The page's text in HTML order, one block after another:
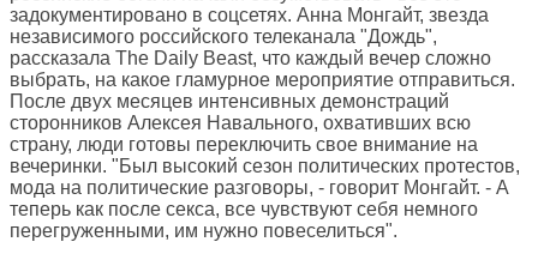
задокументировано в соцсетях. Анна Монгайт, звезда
независимого российского телеканала "Дождь",
рассказала The Daily Beast, что каждый вечер сложно
выбрать, на какое гламурное мероприятие отправиться.
После двух месяцев интенсивных демонстраций
сторонников Алексея Навального, охвативших всю
страну, люди готовы переключить свое внимание на
вечеринки. "Был высокий сезон политических протестов,
мода на политические разговоры, - говорит Монгайт. - А
теперь как после секса, все чувствуют себя немного
перегруженными, им нужно повеселиться".